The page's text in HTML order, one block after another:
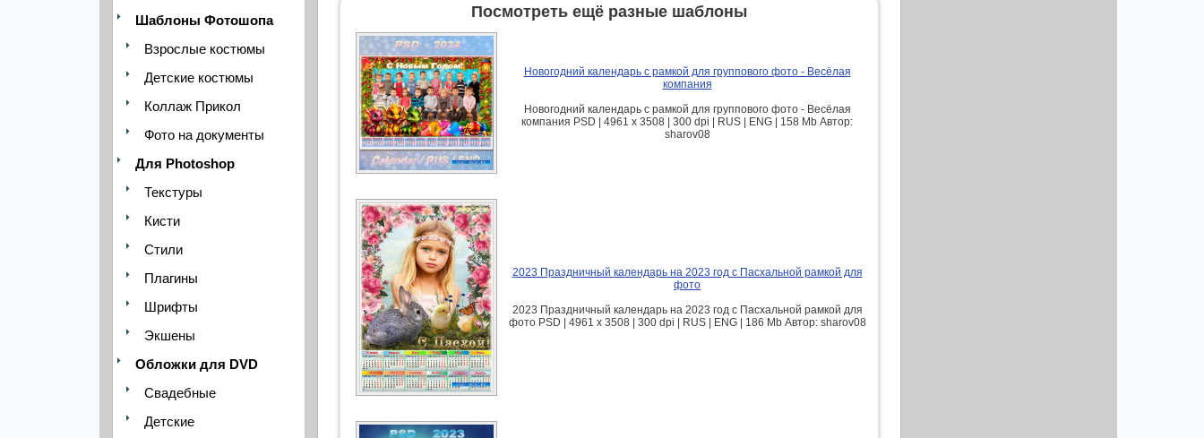
Шаблоны Фотошопа
Взрослые костюмы
Детские костюмы
Коллаж Прикол
Фото на документы
Для Photoshop
Текстуры
Кисти
Стили
Плагины
Шрифты
Экшены
Обложки для DVD
Свадебные
Детские
Посмотреть ещё разные шаблоны
Новогодний календарь с рамкой для группового фото - Весёлая
компания
Новогодний календарь с рамкой для группового фото - Весёлая
компания PSD | 4961 х 3508 | 300 dpi | RUS | ENG | 158 Mb Автор:
sharov08
2023 Праздничный календарь на 2023 год с Пасхальной рамкой для
фото
2023 Праздничный календарь на 2023 год с Пасхальной рамкой для
фото PSD | 4961 х 3508 | 300 dpi | RUS | ENG | 186 Mb Автор: sharov08